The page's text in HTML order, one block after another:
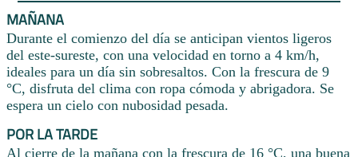
MAÑANA
Durante el comienzo del día se anticipan vientos ligeros
del este-sureste, con una velocidad en torno a 4 km/h,
ideales para un día sin sobresaltos. Con la frescura de 9
°C, disfruta del clima con ropa cómoda y abrigadora. Se
espera un cielo con nubosidad pesada.
POR LA TARDE
Al cierre de la mañana con la frescura de 16 °C, una buena